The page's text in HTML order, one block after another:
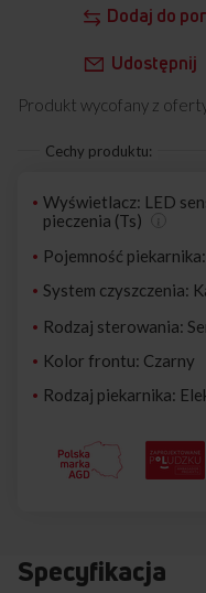
Dodaj do
Udostępnij
Produkt wycofany z
Cechy produktu:
Wyświetlacz: LED
pieczenia (Ts)
Pojemność
System czyszczenia:
Rodzaj sterowania:
Kolor frontu: Czarny
Rodzaj piekarnika:
Specyfikacja